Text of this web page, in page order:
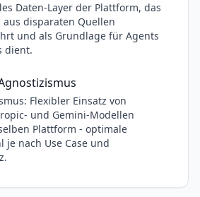
Daten-Layer der Plattform, das
disparaten Quellen
und als Grundlage für Agents
dient.
Flexibler Einsatz von
und Gemini-Modellen
Plattform - optimale
je nach Use Case und